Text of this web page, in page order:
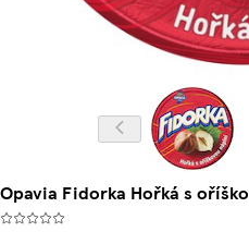
Opavia Fidorka Hořká s